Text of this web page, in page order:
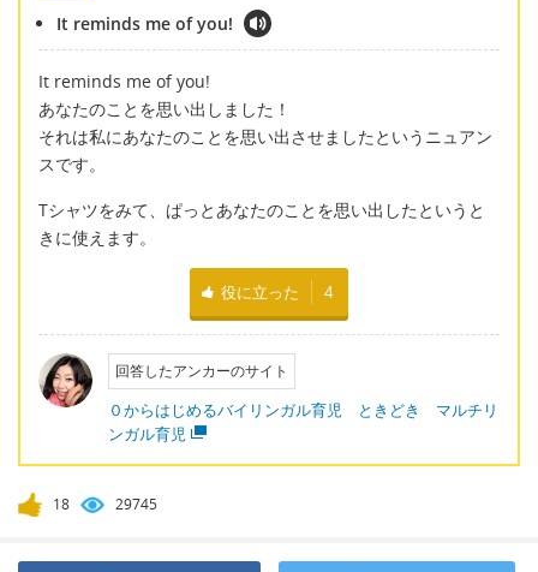
It reminds me of you!
It reminds me of you!
あなたのことを思い出しました！
それは私にあなたのことを思い出させましたというニュアン
スです。
Tシャツをみて、ぱっとあなたのことを思い出したというと
きに使えます。
役に立った 4
回答したアンカーのサイト
０からはじめるバイリンガル育児 ときどき マルチリ
ンガル育児
18 29745